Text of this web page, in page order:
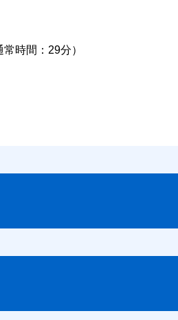
常時間：29分）